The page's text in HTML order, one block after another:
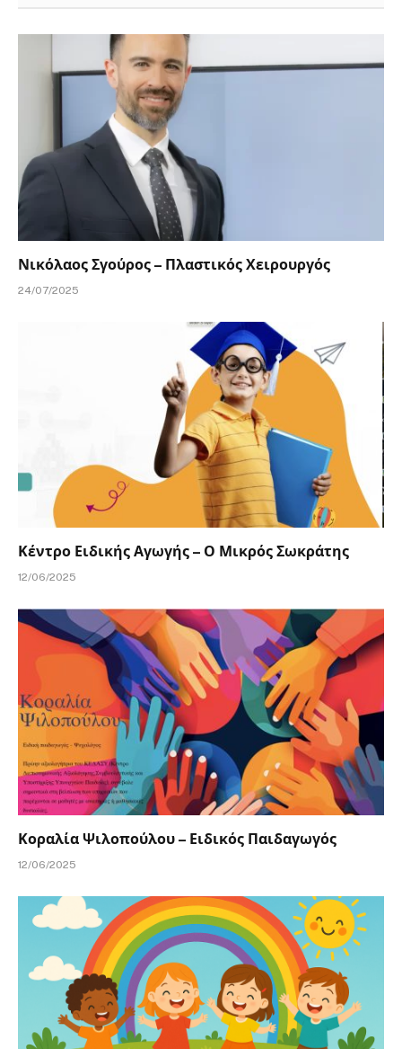
Νικόλαος Σγούρος – Πλαστικός Χειρουργός
24/07/2025
Κέντρο Ειδικής Αγωγής – Ο Μικρός Σωκράτης
12/06/2025
Κοραλία Ψιλοπούλου – Ειδικός Παιδαγωγός
12/06/2025